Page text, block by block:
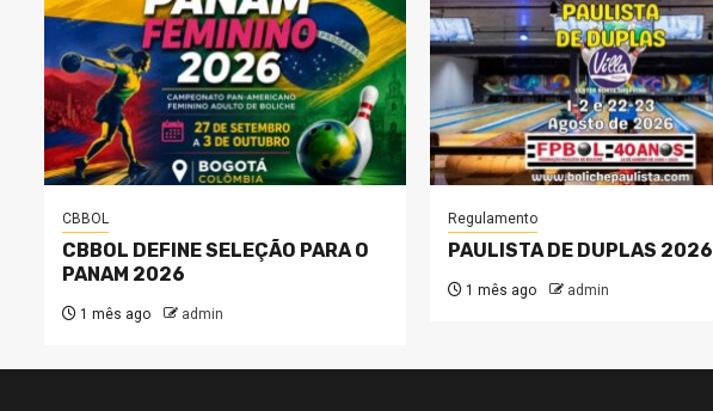
CBBOL
CBBOL DEFINE SELEÇÃO PARA O
PANAM 2026
1 mês ago admin
Regulamento
PAULISTA DE DUPLAS 2026
1 mês ago admin